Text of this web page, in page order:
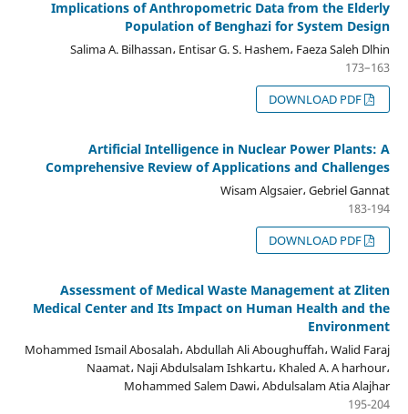
Implications of Anthropometric Data from the Elderly
Population of Benghazi for System Design
Salima A. Bilhassan، Entisar G. S. Hashem، Faeza Saleh Dlhin
163–173
DOWNLOAD PDF
Artificial Intelligence in Nuclear Power Plants: A
Comprehensive Review of Applications and Challenges
Wisam Algsaier، Gebriel Gannat
183-194
DOWNLOAD PDF
Assessment of Medical Waste Management at Zliten
Medical Center and Its Impact on Human Health and the
Environment
Mohammed Ismail Abosalah، Abdullah Ali Aboughuffah، Walid Faraj
Naamat، Naji Abdulsalam Ishkartu، Khaled A. A harhour،
Mohammed Salem Dawi، Abdulsalam Atia Alajhar
195-204